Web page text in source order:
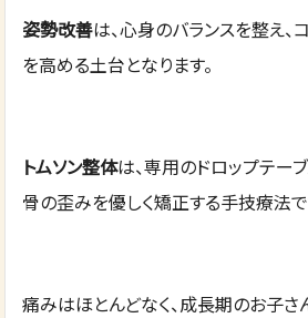
姿勢改善は、心身のバランスを整え、
を高める土台となります。
トムソン整体は、専用のドロップテー
骨の歪みを優しく矯正する手技療法で
痛みはほとんどなく、成長期のお子